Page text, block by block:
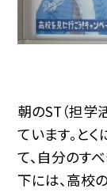
朝のST（担学
ています。と
て、自分のす
下には、高校